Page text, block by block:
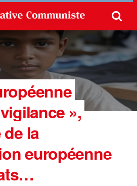
»,
de la
européenne